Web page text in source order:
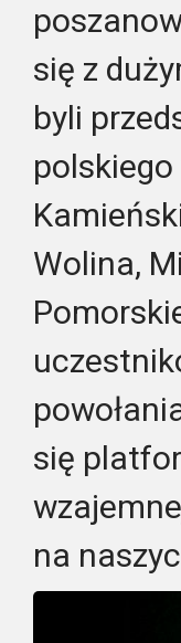
się z
byli
Wolina,
się
na